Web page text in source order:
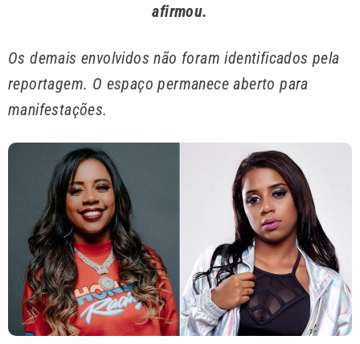
afirmou.
Os demais envolvidos não foram identificados pela
reportagem. O espaço permanece aberto para
manifestações.